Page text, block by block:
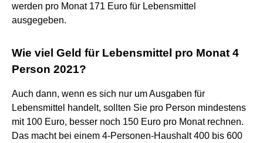
werden pro Monat 171 Euro für Lebensmittel
ausgegeben.
Wie viel Geld für Lebensmittel pro Monat 4
Person 2021?
Auch dann, wenn es sich nur um Ausgaben für
Lebensmittel handelt, sollten Sie pro Person mindestens
mit 100 Euro, besser noch 150 Euro pro Monat rechnen.
Das macht bei einem 4-Personen-Haushalt 400 bis 600